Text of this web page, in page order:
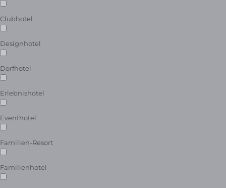
Clubhotel
Designhotel
Dorfhotel
Erlebnishotel
Eventhotel
Familien-Resort
Familienhotel